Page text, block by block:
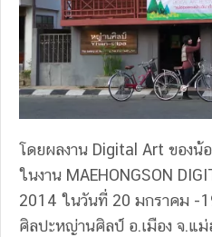
โดยผลงาน Digital Art ของน้
ในงาน MAEHONGSON
2014 ในวันที่ 20 มกราคม -
ศิลปะหญ่านศิลป์ อ.เมือง จ.แ